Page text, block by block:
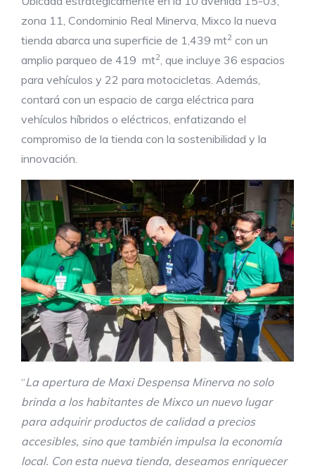
zona 11, Condominio Real Minerva, Mixco la nueva
tienda abarca una superficie de 1,439 mt2 con un
amplio parqueo de 419 mt2 , que incluye 36 espacios
para vehículos y 22 para motocicletas. Además,
contará con un espacio de carga eléctrica para
vehículos híbridos o eléctricos, enfatizando el
compromiso de la tienda con la sostenibilidad y la
innovación.
“La apertura de Maxi Despensa Minerva no solo
brinda a los habitantes de Mixco un nuevo lugar
para adquirir productos de calidad a precios
accesibles, sino que también impulsa la economía
local. Con esta nueva tienda, deseamos enriquecer